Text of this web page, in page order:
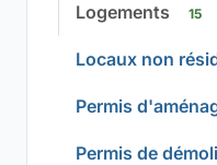
Logements 15
Locaux non
Permis
Permis de